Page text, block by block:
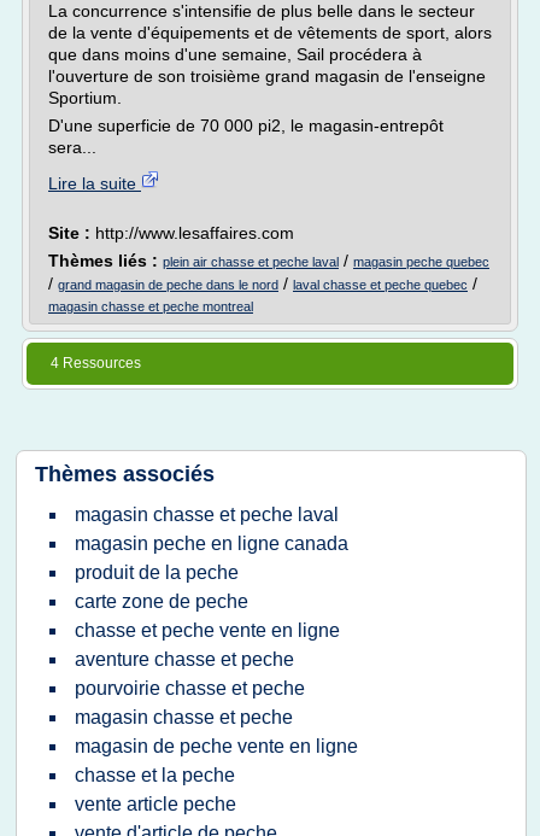
La concurrence s'intensifie de plus belle dans le secteur
de la vente d'équipements et de vêtements de sport, alors
que dans moins d'une semaine, Sail procédera à
l'ouverture de son troisième grand magasin de l'enseigne
Sportium.
D'une superficie de 70 000 pi2, le magasin-entrepôt
sera...
Lire la suite
Site : http://www.lesaffaires.com
Thèmes liés : plein air chasse et peche laval / magasin peche quebec
/ grand magasin de peche dans le nord / laval chasse et peche quebec /
magasin chasse et peche montreal
4 Ressources
Thèmes associés
magasin chasse et peche laval
magasin peche en ligne canada
produit de la peche
carte zone de peche
chasse et peche vente en ligne
aventure chasse et peche
pourvoirie chasse et peche
magasin chasse et peche
magasin de peche vente en ligne
chasse et la peche
vente article peche